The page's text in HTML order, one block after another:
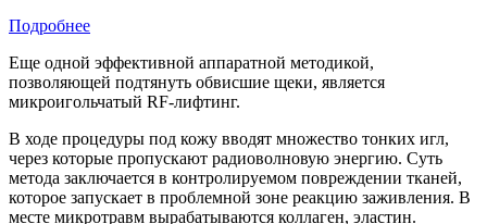
Подробнее
Еще одной эффективной аппаратной методикой,
позволяющей подтянуть обвисшие щеки, является
микроигольчатый RF-лифтинг.
В ходе процедуры под кожу вводят множество тонких игл,
через которые пропускают радиоволновую энергию. Суть
метода заключается в контролируемом повреждении тканей,
которое запускает в проблемной зоне реакцию заживления. В
месте микротравм вырабатываются коллаген, эластин.